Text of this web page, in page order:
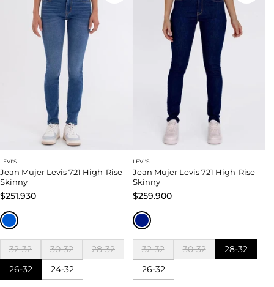
LEVI'S
Jean Mujer Levis 721 High-Rise
Skinny
$251.930
32-32 30-32
28-32
26-32
24-32
LEVI'S
Jean Mujer Levis 721 High-Rise
Skinny
$259.900
32-32 30-32
28-32
26-32